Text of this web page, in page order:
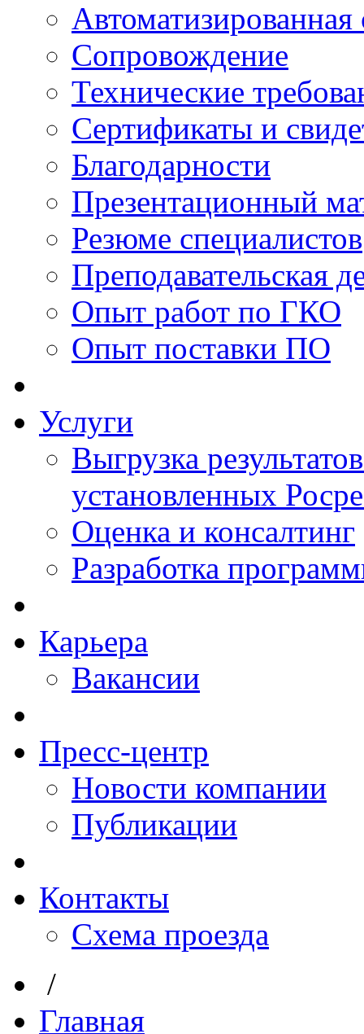
Сопровождение
Технические
Сертификаты и
Благодарности
Презентационный
Резюме специалистов
Преподавательская
Опыт работ по ГКО
Опыт поставки ПО
Услуги
Выгрузка
установленных
Оценка и консалтинг
Разработка
Карьера
Вакансии
Пресс-центр
Новости компании
Публикации
Контакты
Схема проезда
/
Главная